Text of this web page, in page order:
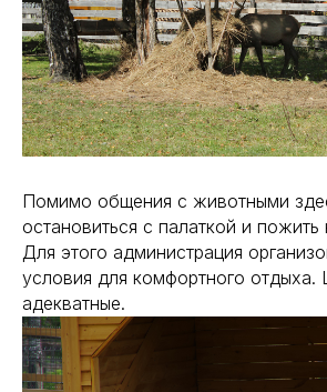
Помимо общения с животными
остановиться с палаткой и пожить
Для этого администрация
условия для комфортного отдыха.
адекватные.